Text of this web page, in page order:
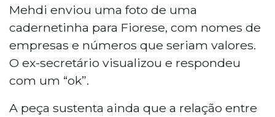
Mehdi enviou uma foto de uma
cadernetinha para Fiorese, com nomes de
empresas e números que seriam valores.
O ex-secretário visualizou e respondeu
com um “ok”.
A peça sustenta ainda que a relação entre